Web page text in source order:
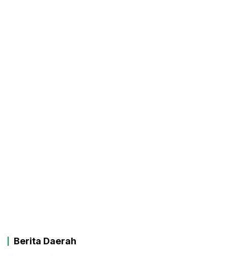
Berita Daerah